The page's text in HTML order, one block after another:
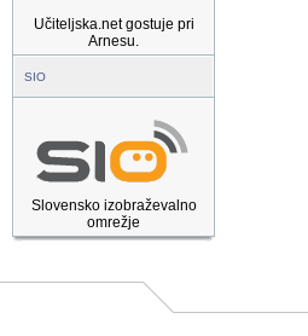
Učiteljska.net gostuje pri
Arnesu.
SIO
Slovensko izobraževalno
omrežje